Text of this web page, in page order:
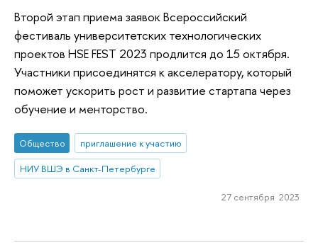
Второй этап приема заявок Всероссийский
фестиваль университетских технологических
проектов HSE FEST 2023 продлится до 15 октября.
Участники присоединятся к акселератору, который
поможет ускорить рост и развитие стартапа через
обучение и менторство.
Общество
приглашение к участию
НИУ ВШЭ в Санкт-Петербурге
27 сентября 2023